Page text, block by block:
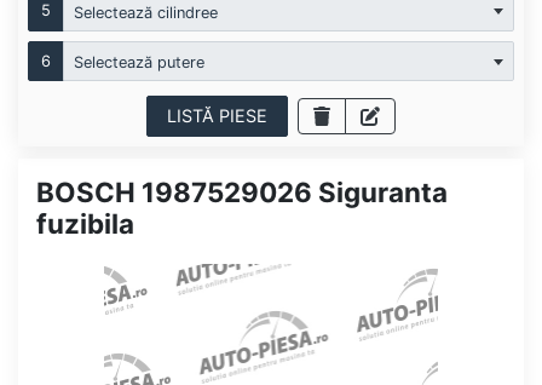
5 Selectează cilindree
6 Selectează putere
LISTĂ PIESE
BOSCH 1987529026 Siguranta
fuzibila